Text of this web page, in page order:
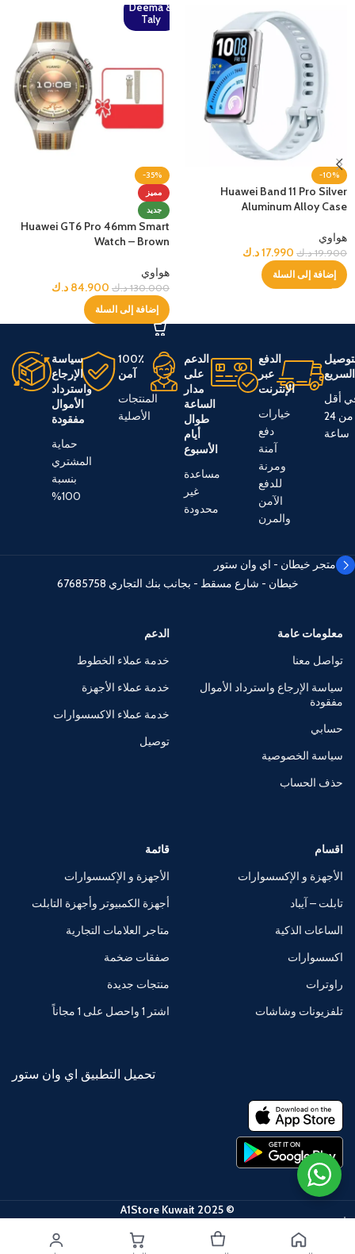
-10%
Huawei Band 11 Pro Silver
Aluminum Alloy Case
هواوي
19.900 د.ك 17.990د.ك
إضافة إلى السلة
Deema &
Taly
-35%
مميز
جديد
Huawei GT6 Pro 46mm Smart
Watch – Brown
هواوي
130.000 د.ك 84.900 د.ك
إضافة إلى السلة
السريع
أقل
من 24
ساعة
الدفع
عبر
الإنترنت
خيارات
دفع
آمنة
ومرنة
للدفع
الآمن
والمرن
الدعم
على
مدار
الساعة
طوال
أيام
الأسبوع
مساعدة
غير
محدودة
100٪
آمن
المنتجات
الأصلية
سياسة
الإرجاع
واسترداد
الأموال
مفقودة
حماية
المشتري
بنسبة
100%
متجر خيطان - اي وان ستور
خيطان - شارع مسقط - بجانب بنك التجاري 67685758
معلومات عامة
تواصل معنا
سياسة الإرجاع واسترداد الأموال
مفقودة
حسابي
سياسة الخصوصية
حذف الحساب
الدعم
خدمة عملاء الخطوط
خدمة عملاء الأجهزة
خدمة عملاء الاكسسوارات
توصيل
اقسام
الأجهزة و الإكسسوارات
تابلت – آيباد
الساعات الذكية
اكسسوارات
راوترات
تلفزيونات وشاشات
قائمة
الأجهزة و الإكسسوارات
أجهزة الكمبيوتر وأجهزة التابلت
متاجر العلامات التجارية
صفقات ضخمة
منتجات جديدة
اشتر 1 واحصل على 1 مجاناً
تحميل التطبيق اي وان ستور
© 2025 A1Store Kuwait